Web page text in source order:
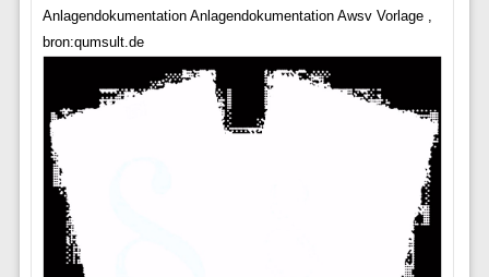
Anlagendokumentation Anlagendokumentation Awsv Vorlage ,
bron:qumsult.de